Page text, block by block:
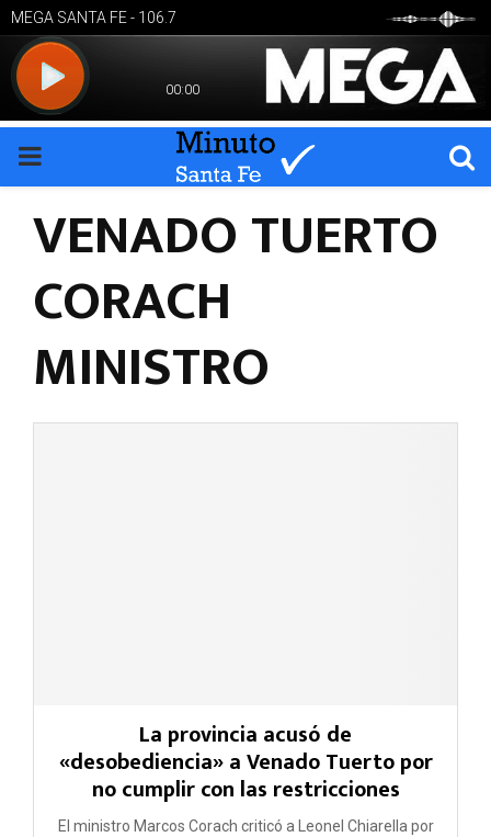
PRIMARY
MENU
VENADO TUERTO
CORACH
MINISTRO
La provincia acusó de
«desobediencia» a Venado Tuerto por
no cumplir con las restricciones
El ministro Marcos Corach criticó a Leonel Chiarella por